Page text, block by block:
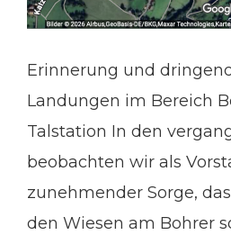
Erinnerung und
Landungen im Bereich
Talstation In den
beobachten wir als
zunehmender Sorge,
den Wiesen am Bohrer